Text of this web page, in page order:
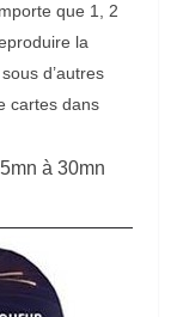
que 1, 2
la
d’autres
cartes dans
à 30mn